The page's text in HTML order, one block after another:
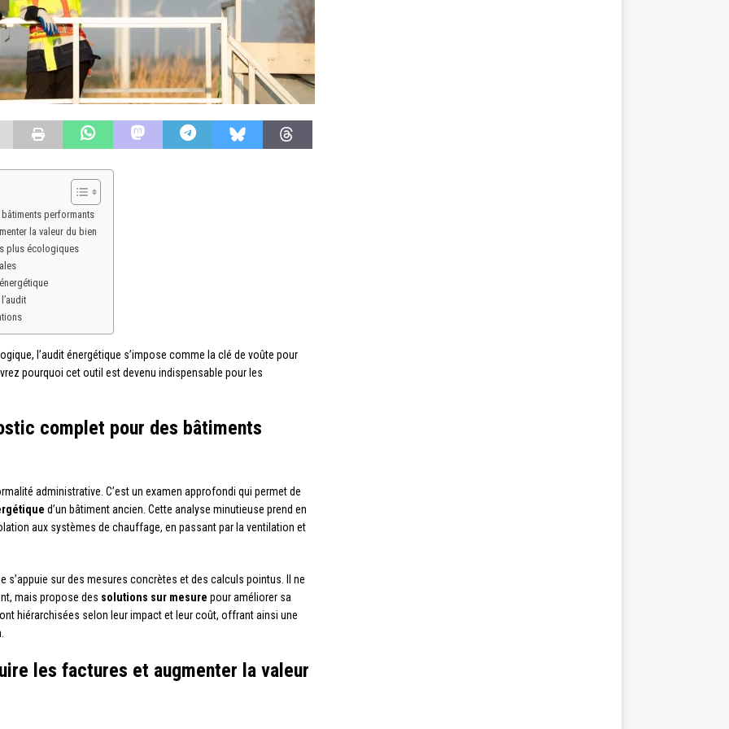
performants
la valeur du bien
plus écologiques
l’audit énergétique s’impose comme la clé de voûte pour
pourquoi cet outil est devenu indispensable pour les
complet pour des bâtiments
administrative. C’est un examen approfondi qui permet de
d’un bâtiment ancien. Cette analyse minutieuse prend en
aux systèmes de chauffage, en passant par la ventilation et
s’appuie sur des mesures concrètes et des calculs pointus. Il ne
mais propose des solutions sur mesure pour améliorer sa
hiérarchisées selon leur impact et leur coût, offrant ainsi une
les factures et augmenter la valeur